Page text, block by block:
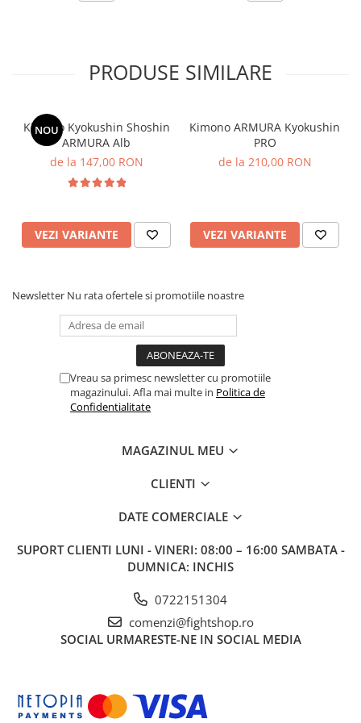
PRODUSE SIMILARE
NOU
Kimono Kyokushin Shoshin
ARMURA Alb
de la 147,00 RON
VEZI VARIANTE
Kimono ARMURA Kyokushin
PRO
de la 210,00 RON
VEZI VARIANTE
Newsletter Nu rata ofertele si promotiile noastre
Vreau sa primesc newsletter cu promotiile
magazinului. Afla mai multe in Politica de
Confidentialitate
MAGAZINUL MEU
CLIENTI
DATE COMERCIALE
SUPORT CLIENTI LUNI - VINERI: 08:00 – 16:00 SAMBATA -
DUMNICA: INCHIS
0722151304
comenzi@fightshop.ro
SOCIAL URMARESTE-NE IN SOCIAL MEDIA